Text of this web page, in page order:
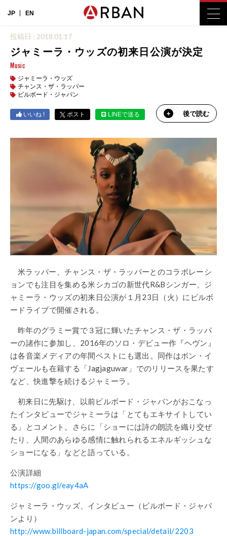
JP EN
投稿日 : 2018.01.17
ジャミーラ・ウッズの初来日公演が決定
Music
ジャミーラ・ウッズ
チャンス・ザ・ラッパー
ビルボード・ジャパン
いいね ! ポスト LINEで送る 後で読む
米ラッパー、チャンス・ザ・ラッパーとのコラボレーシ
ョンでも注目を集める米シカゴの新世代R&Bシンガー、ジ
ャミーラ・ウッズの初来日公演が１月23日（火）にビルボ
ードライブで開催される。
昨年のグラミー賞で３冠に輝いたチャンス・ザ・ラッパ
ーの諸作に参加し、2016年のソロ・デビュー作『ヘヴン』
は各音楽メディアの年間ベストにも選出。同作はボン・イ
ヴェールも在籍する「Jagjaguwar」でのリリースを果たす
など、快進撃を続けるジャミーラ。
初来日に先駆け、以前ビルボード・ジャパンがおこなっ
たインタビューでジャミーラは「とてもエキサイトしてい
る」とコメント。さらに「ショーには詩の朗読を織り交ぜ
たり、人間のあらゆる感情に触れられるエネルギッシュな
ショーになる」などと語っている。
公演詳細
https://goo.gl/eay4aA
ジャミーラ・ウッズ、インタビュー（ビルボード・ジャパ
ンより）
http://www.billboard-japan.com/special/detail/2203